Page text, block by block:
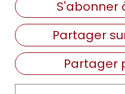
S'abonner
Partager
Partager